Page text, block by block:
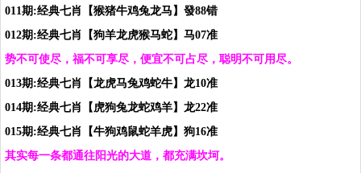
011期:经典七肖【猴猪牛鸡兔龙马】發88错
012期:经典七肖【狗羊龙虎猴马蛇】马07准
势不可使尽，福不可享尽，便宜不可占尽，聪明不可用尽。
013期:经典七肖【龙虎马兔鸡蛇牛】龙10准
014期:经典七肖【虎狗兔龙蛇鸡羊】龙22准
015期:经典七肖【牛狗鸡鼠蛇羊虎】狗16准
其实每一条都通往阳光的大道，都充满坎坷。